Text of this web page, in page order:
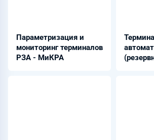
Параметризация и
мониторинг терминалов
РЗА - МиКРА